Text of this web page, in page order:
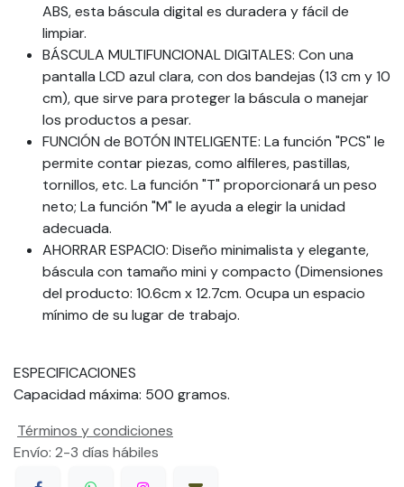
ABS, esta báscula digital es duradera y fácil de
limpiar.
BÁSCULA MULTIFUNCIONAL DIGITALES: Con una
pantalla LCD azul clara, con dos bandejas (13 cm y 10
cm), que sirve para proteger la báscula o manejar
los productos a pesar.
FUNCIÓN de BOTÓN INTELIGENTE: La función "PCS" le
permite contar piezas, como alfileres, pastillas,
tornillos, etc. La función "T" proporcionará un peso
neto; La función "M" le ayuda a elegir la unidad
adecuada.
AHORRAR ESPACIO: Diseño minimalista y elegante,
báscula con tamaño mini y compacto (Dimensiones
del producto: 10.6cm x 12.7cm. Ocupa un espacio
mínimo de su lugar de trabajo.
ESPECIFICACIONES
Capacidad máxima: 500 gramos.
Términos y condiciones
Envío: 2-3 días hábiles